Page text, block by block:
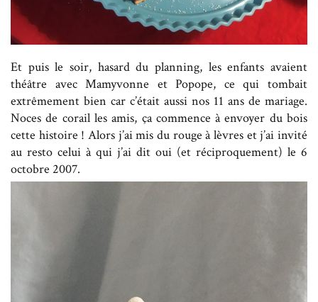
Et puis le soir, hasard du planning, les enfants avaient
théâtre avec Mamyvonne et Popope, ce qui tombait
extrêmement bien car c’était aussi nos 11 ans de mariage.
Noces de corail les amis, ça commence à envoyer du bois
cette histoire ! Alors j’ai mis du rouge à lèvres et j’ai invité
au resto celui à qui j’ai dit oui (et réciproquement) le 6
octobre 2007.